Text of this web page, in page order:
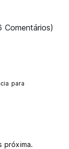
Comentários)
para
próxima.